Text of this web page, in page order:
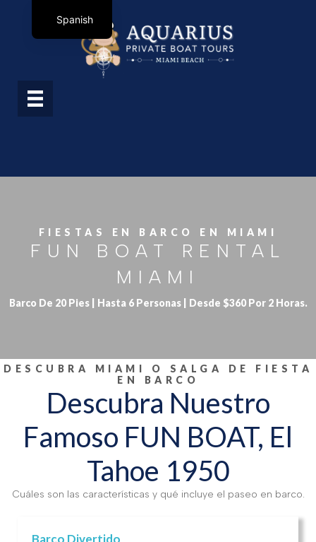
FIESTAS EN BARCO EN MIAMI
FUN BOAT RENTAL
MIAMI
Barco De 20 Pies | Hasta 6 Personas | Desde $360 Por 2 Horas.
DESCUBRA MIAMI O SALGA DE FIESTA
EN BARCO
Descubra Nuestro
Famoso FUN BOAT, El
Tahoe 1950
Cuáles son las características y qué incluye el paseo en barco.
Barco Divertido
Spanish